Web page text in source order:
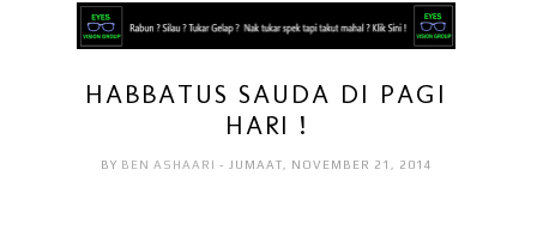
HABBATUS SAUDA DI PAGI
HARI !
BY BEN ASHAARI - JUMAAT, NOVEMBER 21, 2014